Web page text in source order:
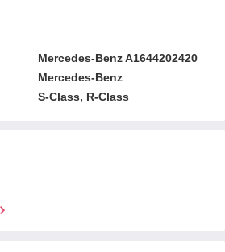
Mercedes-Benz A1644202420
Mercedes-Benz
S-Class, R-Class